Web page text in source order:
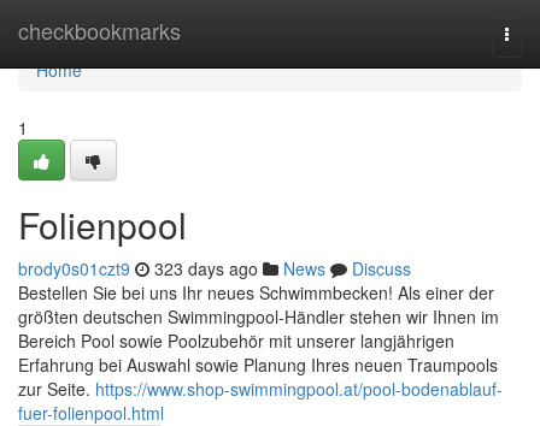
checkbookmarks
Home
Home
1
Folienpool
brody0s01czt9 323 days ago News
Discuss
Bestellen Sie bei uns Ihr neues Schwimmbecken! Als einer der
größten deutschen Swimmingpool-Händler stehen wir Ihnen im
Bereich Pool sowie Poolzubehör mit unserer langjährigen
Erfahrung bei Auswahl sowie Planung Ihres neuen Traumpools
zur Seite. https://www.shop-swimmingpool.at/pool-bodenablauf-
fuer-folienpool.html